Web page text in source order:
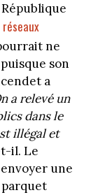
ne
son
a
a relevé un
dans le
illégal et
il. Le
une